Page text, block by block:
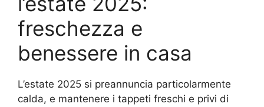
freschezza e
benessere in casa
L’estate 2025 si preannuncia particolarmente
calda, e mantenere i tappeti freschi e privi di